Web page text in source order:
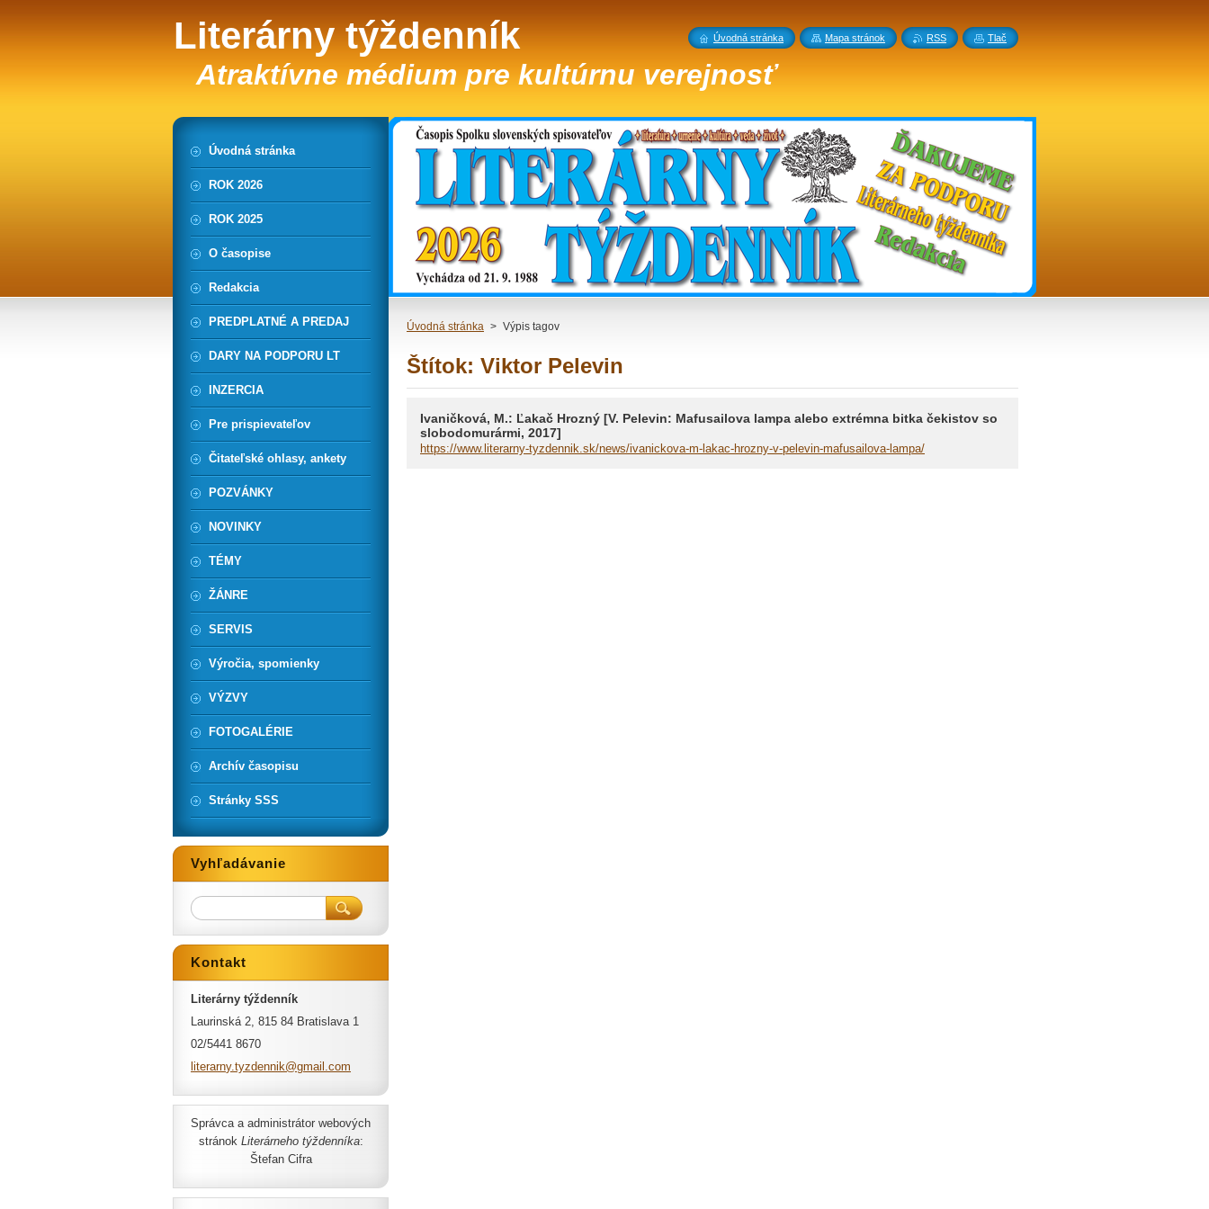
Literárny týždenník
Atraktívne médium pre kultúrnu verejnosť
Úvodná stránka > Výpis tagov
Štítok: Viktor Pelevin
Ivaničková, M.: Ľakač Hrozný [V. Pelevin: Mafusailova lampa alebo extrémna bitka čekistov so
slobodomurármi, 2017]
https://www.literarny-tyzdennik.sk/news/ivanickova-m-lakac-hrozny-v-pelevin-mafusailova-lampa/
Úvodná stránka
ROK 2026
ROK 2025
O časopise
Redakcia
PREDPLATNÉ A PREDAJ
DARY NA PODPORU LT
INZERCIA
Pre prispievateľov
Čitateľské ohlasy, ankety
POZVÁNKY
NOVINKY
TÉMY
ŽÁNRE
SERVIS
Výročia, spomienky
VÝZVY
FOTOGALÉRIE
Archív časopisu
Stránky SSS
Vyhľadávanie
Kontakt
Literárny týždenník
Laurinská 2, 815 84 Bratislava 1
02/5441 8670
literarny.tyzdennik@gmai l.com
Správca a administrátor webových
stránok Literárneho týždenníka:
Štefan Cifra
Úvodná stránka Mapa stránok RSS Tlač